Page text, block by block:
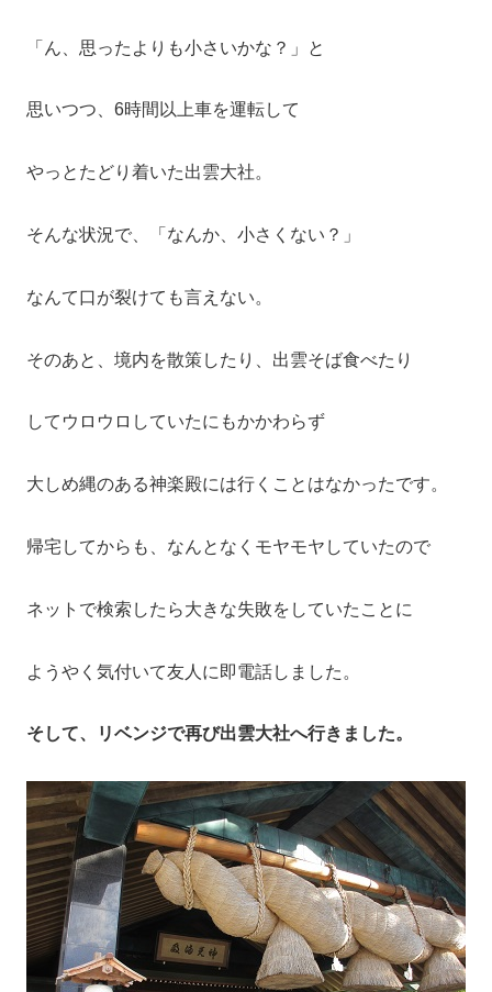
「ん、思ったよりも小さいかな？」と
思いつつ、6時間以上車を運転して
やっとたどり着いた出雲大社。
そんな状況で、「なんか、小さくない？」
なんて口が裂けても言えない。
そのあと、境内を散策したり、出雲そば食べたり
してウロウロしていたにもかかわらず
大しめ縄のある神楽殿には行くことはなかったです。
帰宅してからも、なんとなくモヤモヤしていたので
ネットで検索したら大きな失敗をしていたことに
ようやく気付いて友人に即電話しました。
そして、リベンジで再び出雲大社へ行きました。